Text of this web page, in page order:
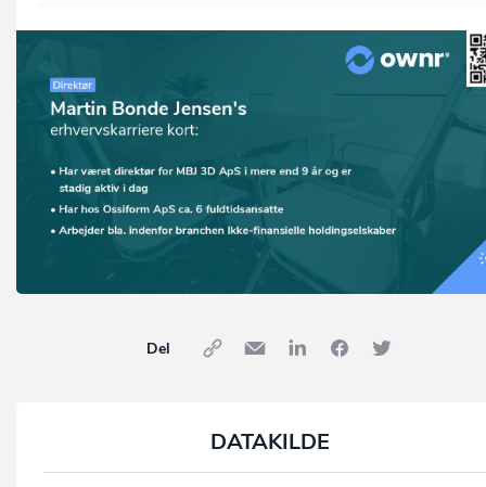
Del
DATAKILDE